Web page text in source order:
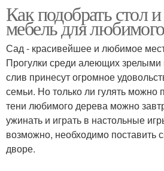
Как подобрать стол
мебель для
Сад - красивейшее и любимое
Прогулки среди алеющих
слив принесут огромное
семьи. Но только ли гулять можно
тени любимого дерева можно
ужинать и играть в настольные
возможно, необходимо поставить
дворе.